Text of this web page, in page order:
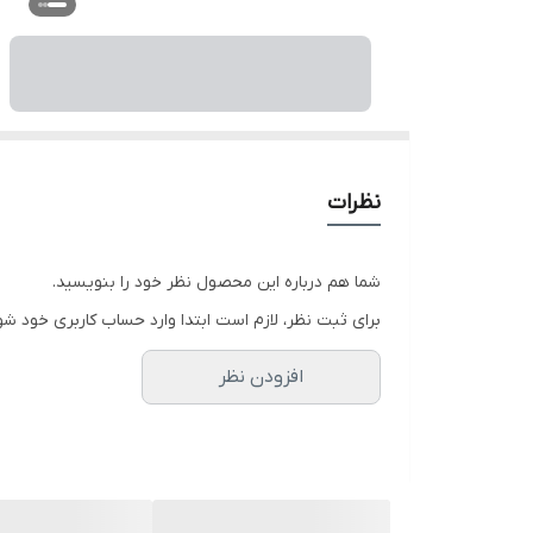
نظرات
شما هم درباره این محصول نظر خود را بنویسید.
برای ثبت نظر، لازم است ابتدا وارد حساب کاربری خود
افزودن نظر